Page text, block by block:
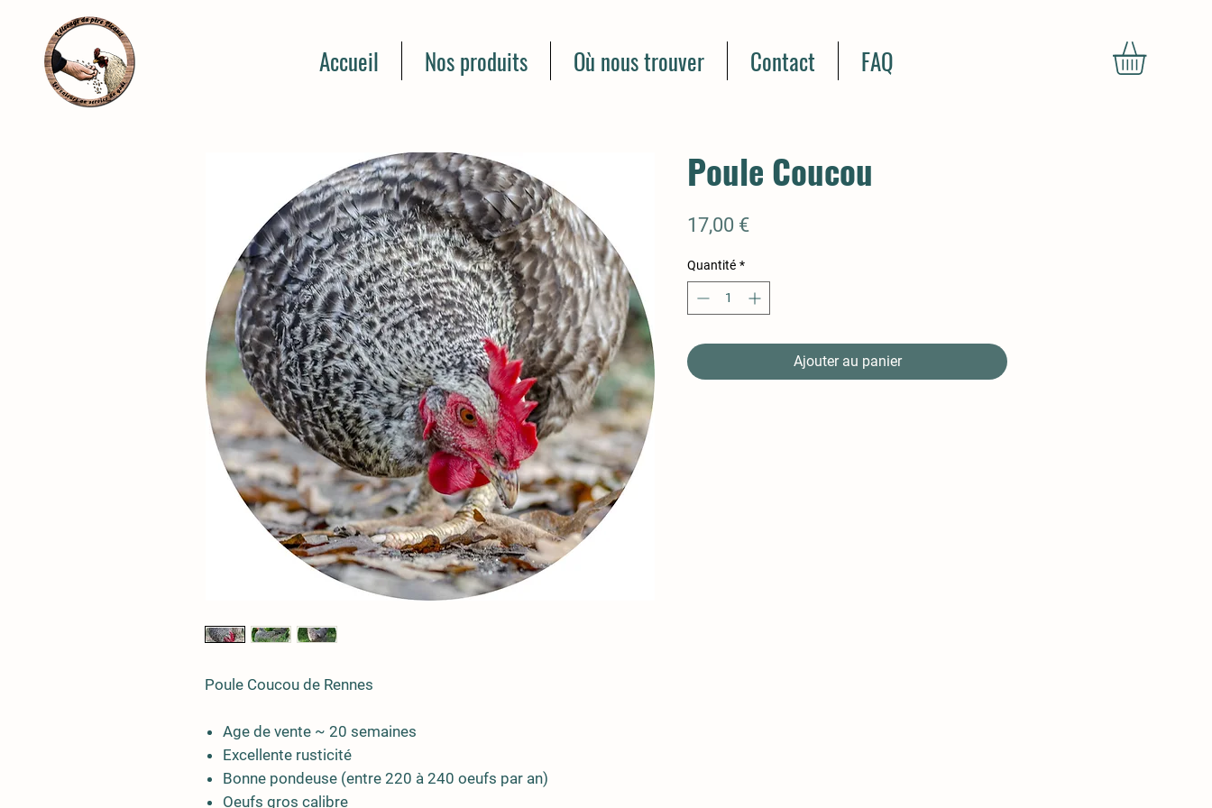
Accueil Nos produits Où nous trouver Contact FAQ
Poule Coucou de Rennes
Age de vente ~ 20 semaines
Excellente rusticité
Bonne pondeuse (entre 220 à 240 oeufs par an)
Oeufs gros calibre
Poule Coucou
17,00 €Prix
Quantité *
Ajouter au panier